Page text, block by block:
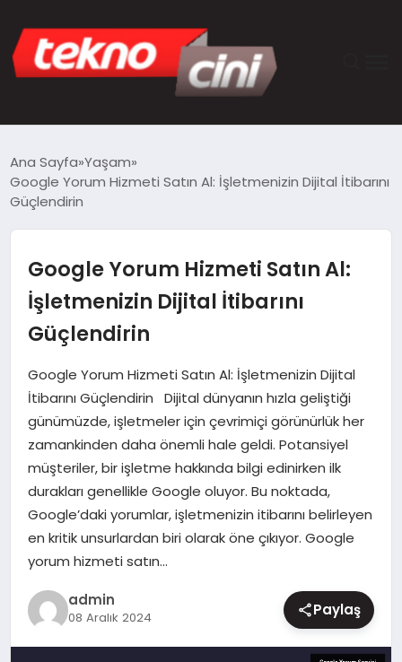
TEKNOLOJI
YAŞAM
SAĞLIK
DÜNYA
MAGAZIN
Ana Sayfa Yaşam
Google Yorum Hizmeti Satın Al: İşletmenizin Dijital İtibarını
Güçlendirin
Google Yorum Hizmeti Satın Al:
İşletmenizin Dijital İtibarını
Güçlendirin
Google Yorum Hizmeti Satın Al: İşletmenizin Dijital
İtibarını Güçlendirin Dijital dünyanın hızla geliştiği
günümüzde, işletmeler için çevrimiçi görünürlük her
zamankinden daha önemli hale geldi. Potansiyel
müşteriler, bir işletme hakkında bilgi edinirken ilk
durakları genellikle Google oluyor. Bu noktada,
Google’daki yorumlar, işletmenizin itibarını belirleyen
en kritik unsurlardan biri olarak öne çıkıyor. Google
yorum hizmeti satın…
admin
08 Aralık 2024 Paylaş